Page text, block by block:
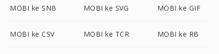
MOBI ke SNB MOBI ke SVG MOBI ke GIF
MOBI ke CSV MOBI ke TCR MOBI ke RB